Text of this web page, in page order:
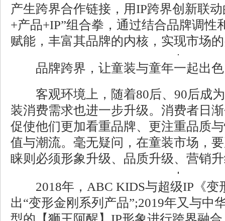
产生跨界合作链接，用IP跨界创新联
+产品+IP”组合拳，通过结合品牌调性
赋能，丰富其品牌的内核，实现市场
品牌跨界，让童装与童年一起出色
客观环境上，随着80后、90后成为
装消费需求也进一步升级。消费者日
促使他们更加看重品牌、更注重品质
值与潮流。毫无疑问，在童装市场，
睐则必须形象升级、品质升级、营销
2018年，ABC KIDS与超级IP《变
出“变形金刚系列产品”;2019年又与中